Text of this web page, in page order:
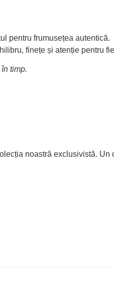
pentru frumusețea autentică.
finețe și atenție pentru
timp.
noastră exclusivistă. Un